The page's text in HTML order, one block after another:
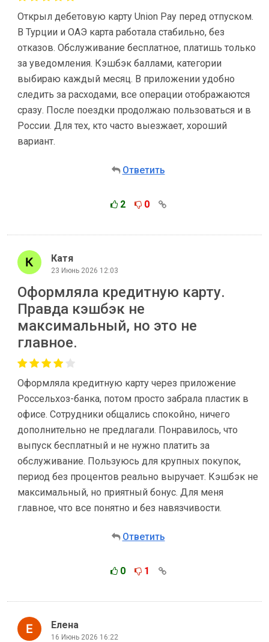
Открыл дебетовую карту Union Pay перед отпуском.
В Турции и ОАЭ карта работала стабильно, без
отказов. Обслуживание бесплатное, платишь только
за уведомления. Кэшбэк баллами, категории
выбираю каждый месяц. В приложении удобно
следить за расходами, все операции отображаются
сразу. После поездки продолжаю пользоваться и в
России. Для тех, кто часто выезжает, хороший
вариант.
Ответить
2 0
Катя
23 Июнь 2026 12:03
Оформляла кредитную карту.
Правда кэшбэк не
максимальный, но это не
главное.
Оформляла кредитную карту через приложение
Россельхоз-банка, потом просто забрала пластик в
офисе. Сотрудники общались спокойно, ничего
дополнительно не предлагали. Понравилось, что
выпуск бесплатный и не нужно платить за
обслуживание. Пользуюсь для крупных покупок,
период без процентов реально выручает. Кэшбэк не
максимальный, но приятный бонус. Для меня
главное, что все понятно и без навязчивости.
Ответить
0 1
Елена
16 Июнь 2026 16:22